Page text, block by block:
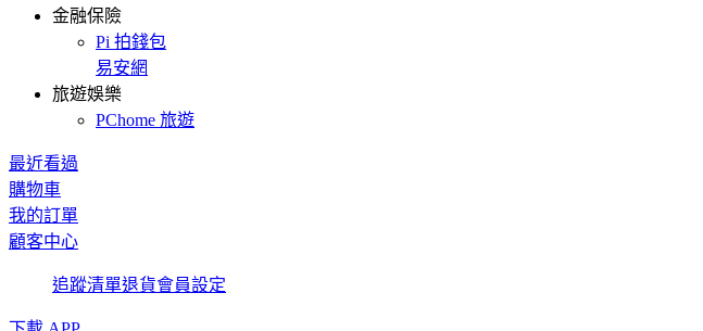
金融保險
Pi 拍錢包
易安網
旅遊娛樂
PChome 旅遊
最近看過
購物車
我的訂單
顧客中心
追蹤清單退貨會員設定